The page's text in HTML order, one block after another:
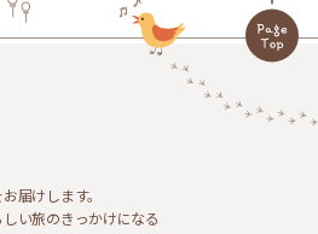
届けします。
い旅のきっかけになる